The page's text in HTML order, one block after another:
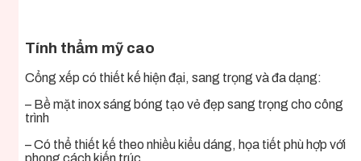
Tính thẩm mỹ cao
Cổng xếp có thiết kế hiện đại, sang trọng và đa dạng:
– Bề mặt inox sáng bóng tạo vẻ đẹp sang trọng cho công
trình
– Có thể thiết kế theo nhiều kiểu dáng, họa tiết phù hợp với